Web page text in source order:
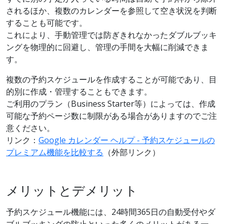
されるほか、複数のカレンダーを参照して空き状況を判断
することも可能です。
これにより、手動管理では防ぎきれなかったダブルブッキ
ングを物理的に回避し、管理の手間を大幅に削減できま
す。
複数の予約スケジュールを作成することが可能であり、目
的別に作成・管理することもできます。
ご利用のプラン（Business Starter等）によっては、作成
可能な予約ページ数に制限がある場合がありますのでご注
意ください。
リンク： Google カレンダー ヘルプ - 予約スケジュールの
プレミアム機能を比較する （外部リンク）
メリットとデメリット
予約スケジュール機能には、24時間365日の自動受付やダ